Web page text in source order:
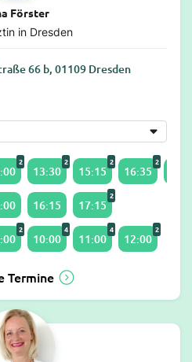
Förster
in Dresden
66 b, 01109 Dresden
2
13:30
2
15:15
2
16:35
2
16:15 17:15
2
2
10:00
4
11:00
4
12:00
2
Termine